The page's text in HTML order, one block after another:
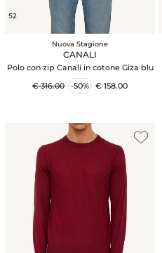
52
Nuova Stagione
CANALI
Polo con zip Canali in cotone Giza blu
€ 316.00
-50% € 158.00